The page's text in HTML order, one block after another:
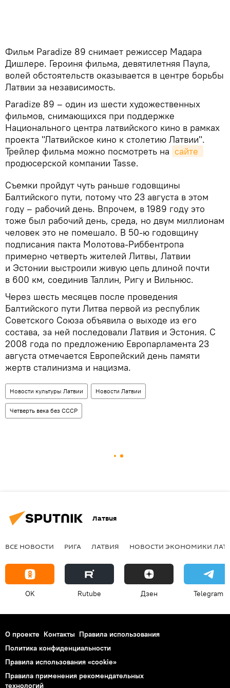
Фильм Paradize 89 снимает режиссер Мадара
Дишлере. Героиня фильма, девятилетняя Паула,
волей обстоятельств оказывается в центре борьбы
Латвии за независимость.
Paradize 89 – один из шести художественных
фильмов, снимающихся при поддержке
Национального центра латвийского кино в рамках
проекта "Латвийское кино к столетию Латвии".
Трейлер фильма можно посмотреть на
продюсерской компании Tasse.
Съемки пройдут чуть раньше годовщины
Балтийского пути, потому что 23 августа в этом
году – рабочий день. Впрочем, в 1989 году это
тоже был рабочий день, среда, но двум миллионам
человек это не помешало. В 50-ю годовщину
подписания пакта Молотова-Риббентропа
примерно четверть жителей Литвы, Латвии
и Эстонии выстроили живую цепь длиной почти
в 600 км, соединив Таллин, Ригу и Вильнюс.
Через шесть месяцев после проведения
Балтийского пути Литва первой из республик
Советского Союза объявила о выходе из его
состава, за ней последовали Латвия и Эстония. С
2008 года по предложению Европарламента 23
августа отмечается Европейский день памяти
жертв сталинизма и нацизма.
Новости культуры Латвии Новости Латвии
Четверть века без СССР
Латвия
ВСЕ НОВОСТИ РИГА ЛАТВИЯ НОВОСТИ ЭКОНОМИКИ
OK Rutube Дзен Telegram
О проекте Контакты Правила использования
Политика конфиденциальности
Правила использования «cookie»
Правила применения рекомендательных
технологий